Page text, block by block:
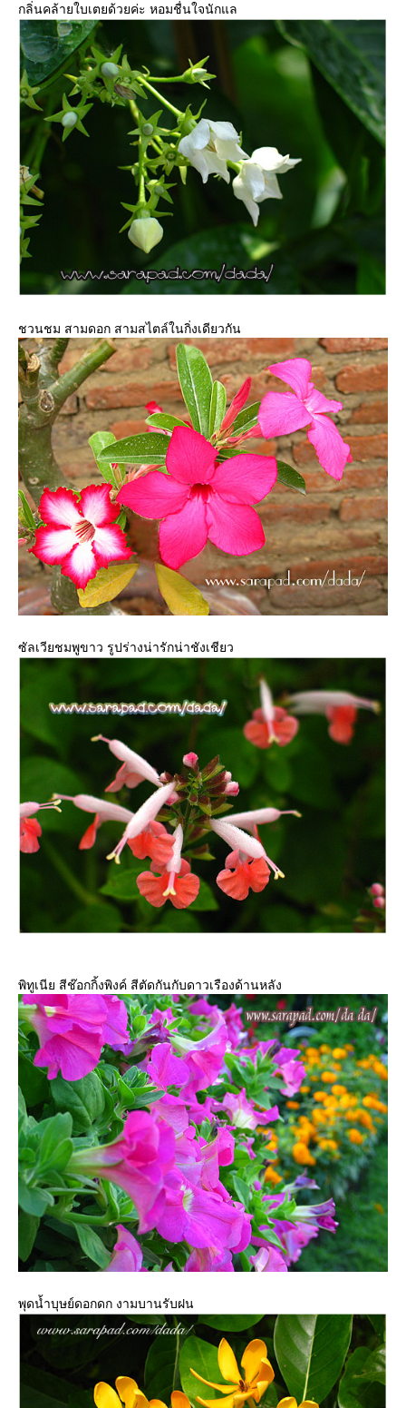
กลิ่นคล้ายใบเตยด้วยค่ะ หอมชื่นใจนักแล
ชวนชม สามดอก สามสไตล์ในกิ่งเดียวกัน
ซัลเวียชมพูขาว รูปร่างน่ารักน่าชังเชียว
พิทูเนีย สีช๊อกกิ้งพิงค์ สีตัดกันกับดาวเรืองด้านหลัง
พุดน้ำบุษย์ดอกดก งามบานรับฝน